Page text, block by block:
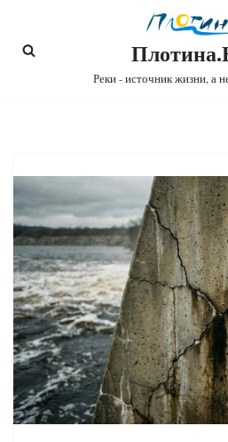
Перейти
Реки - источник жизни, а